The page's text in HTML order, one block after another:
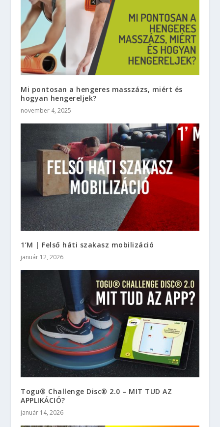
Mi pontosan a hengeres masszázs, miért és
hogyan hengereljek?
november 4, 2025
1’M | Felső háti szakasz mobilizáció
január 12, 2026
Togu® Challenge Disc® 2.0 – MIT TUD AZ
APPLIKÁCIÓ?
január 14, 2026